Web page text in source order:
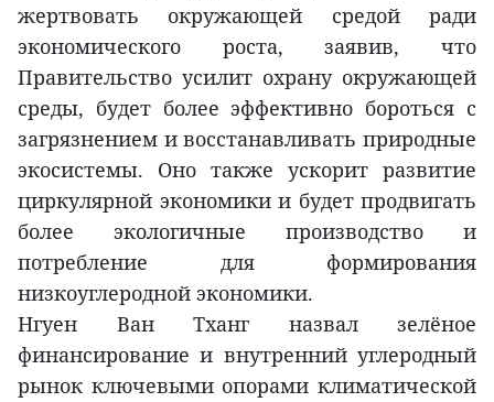
жертвовать окружающей средой ради
экономического роста, заявив, что
Правительство усилит охрану окружающей
среды, будет более эффективно бороться с
загрязнением и восстанавливать природные
экосистемы. Оно также ускорит развитие
циркулярной экономики и будет продвигать
более экологичные производство и
потребление для формирования
низкоуглеродной экономики.
Нгуен Ван Тханг назвал зелёное
финансирование и внутренний углеродный
рынок ключевыми опорами климатической